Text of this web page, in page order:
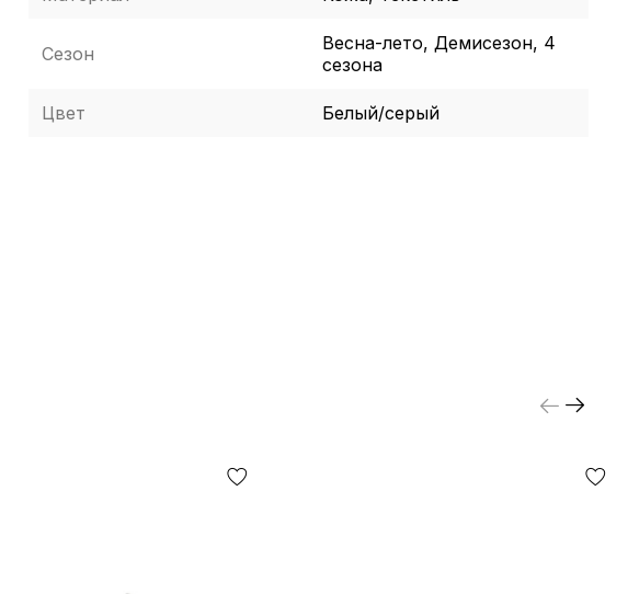
Сезон
Весна-лето, Демисезон, 4
сезона
Цвет Белый/серый